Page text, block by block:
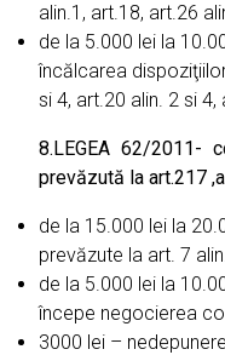
alin.1, art.18, art.26
de la 5.000 lei la
încălcarea
si 4, art.20 alin. 2 si 4,
8.LEGEA 62/2011-
prevăzută la art.217
de la 15.000 lei la
prevăzute la art. 7
de la 5.000 lei la
începe negocierea
3000 lei –